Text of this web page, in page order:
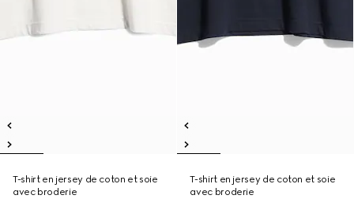
T-shirt en jersey de coton et soie
avec broderie
T-shirt en jersey de coton et soie
avec broderie